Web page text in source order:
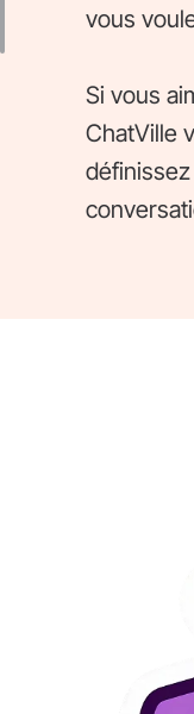
vous
Si vous
ChatVille